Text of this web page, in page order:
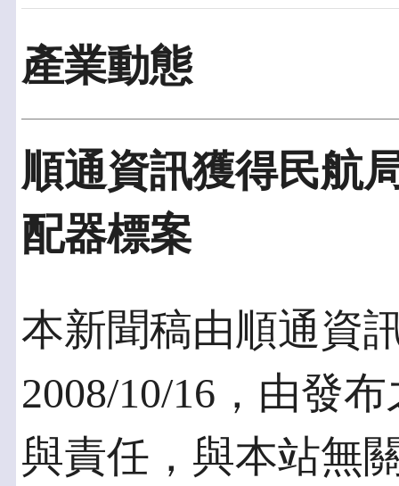
產業動態
順通資訊獲得民航
配器標案
本新聞稿由順通資
2008/10/16，由發
與責任，與本站無